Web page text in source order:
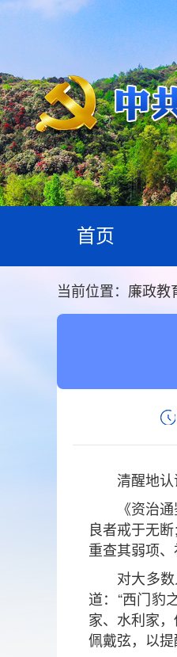
首页
当前位置： 廉政教
清醒地
《资治
良者戒于无
重查其弱项
对大多
道：“西门豹
家、水利家
佩戴弦，以提